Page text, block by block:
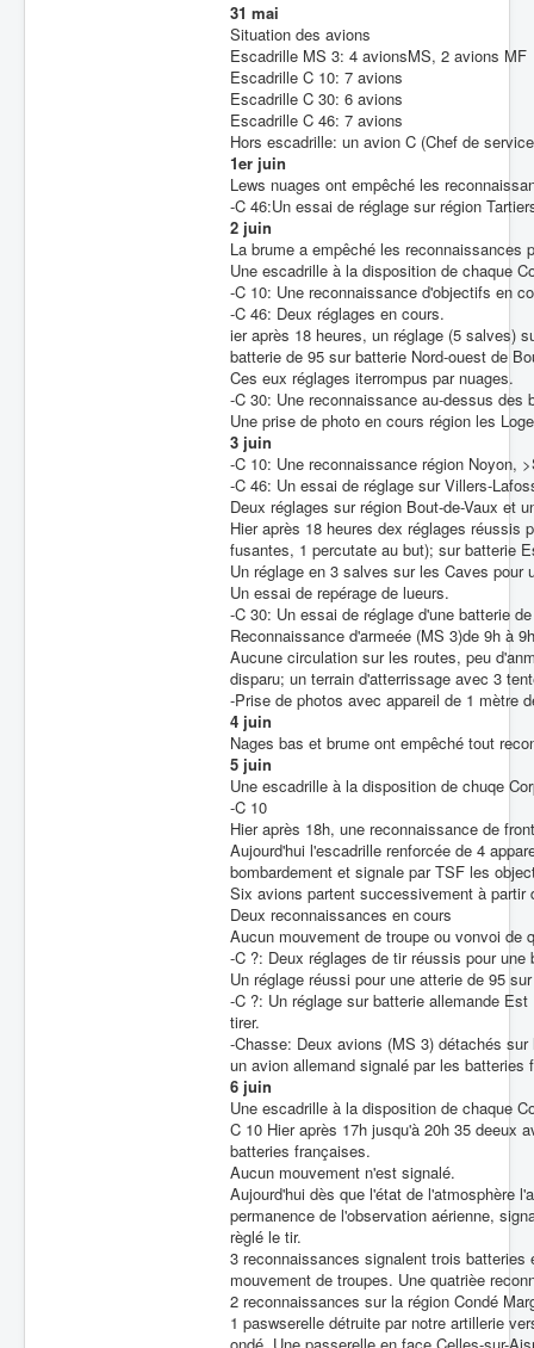
31 mai
Situation des avions
Escadrille MS 3: 4 avionsMS, 2 avions MF
Escadrille C 10: 7 avions
Escadrille C 30: 6 avions
Escadrille C 46: 7 avions
Hors escadrille: un avion C (Chef de
1er juin
Lews nuages ont empêché les
-C 46:Un essai de réglage sur région
2 juin
La brume a empêché les reconnaissances
Une escadrille à la disposition de chaque
-C 10: Une reconnaissance d'objectifs en
-C 46: Deux réglages en cours.
ier après 18 heures, un réglage (5 salves)
batterie de 95 sur batterie Nord-ouest de
Ces eux réglages iterrompus par nuages.
-C 30: Une reconnaissance au-dessus
Une prise de photo en cours région les
3 juin
-C 10: Une reconnaissance région Noyon,
-C 46: Un essai de réglage sur Villers-
Deux réglages sur région Bout-de-Vaux et
Hier après 18 heures dex réglages réussis
fusantes, 1 percutate au but); sur batterie
Un réglage en 3 salves sur les Caves pour
Un essai de repérage de lueurs.
-C 30: Un essai de réglage d'une batterie
Reconnaissance d'armeée (MS 3)de 9h à
Aucune circulation sur les routes, peu
disparu; un terrain d'atterrissage avec 3
-Prise de photos avec appareil de 1 mètre
4 juin
Nages bas et brume ont empêché tout
5 juin
Une escadrille à la disposition de chuqe
-C 10
Hier après 18h, une reconnaissance de
Aujourd'hui l'escadrille renforcée de 4
bombardement et signale par TSF les
Six avions partent successivement à partir
Deux reconnaissances en cours
Aucun mouvement de troupe ou vonvoi de
-C ?: Deux réglages de tir réussis pour
Un réglage réussi pour une atterie de 95
-C ?: Un réglage sur batterie allemande
tirer.
-Chasse: Deux avions (MS 3) détachés
un avion allemand signalé par les
6 juin
Une escadrille à la disposition de chaque
C 10 Hier après 17h jusqu'à 20h 35 deeux
batteries françaises.
Aucun mouvement n'est signalé.
Aujourd'hui dès que l'état de l'atmosphère
permanence de l'observation aérienne,
règlé le tir.
3 reconnaissances signalent trois
mouvement de troupes. Une quatrièe
2 reconnaissances sur la région Condé
1 paswserelle détruite par notre artillerie